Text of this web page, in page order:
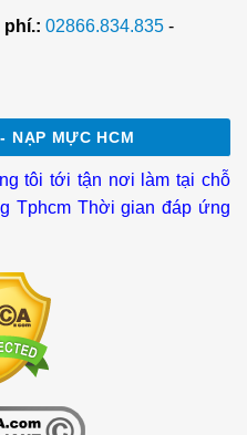
phí.: 02866.834.835 -
NẠP MỰC HCM
tôi tới tận nơi làm tại chỗ
Tphcm Thời gian đáp ứng